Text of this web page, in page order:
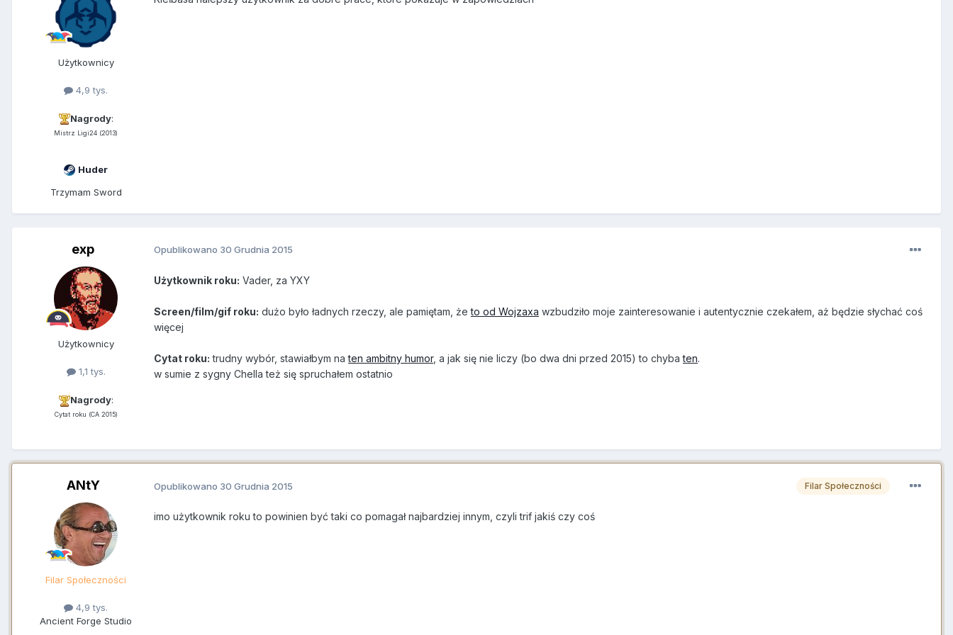
Użytkownicy
4,9 tys.
Nagrody:
Mistrz Ligi24 (2013)
Huder
Trzymam Sword
exp
Użytkownicy
1,1 tys.
Nagrody:
Cytat roku (CA 2015)
Opublikowano 30 Grudnia 2015
Użytkownik roku: Vader, za YXY
Screen/film/gif roku: dużo było ładnych rzeczy, ale pamiętam, żeto od Wojzaxa wzbudziło moje zainteresowanie i autentycznie czekałem, aż będzie słychać coś
więcej
Cytat roku: trudny wybór, stawiałbym naten ambitny humor, a jak się nie liczy (bo dwa dni przed 2015) to chybaten.
w sumie z sygny Chella też się spruchałem ostatnio
ANtY
Filar Społeczności
4,9 tys.
Ancient Forge Studio
Filar Społeczności
Opublikowano 30 Grudnia 2015
imo użytkownik roku to powinien być taki co pomagał najbardziej innym, czyli trif jakiś czy coś